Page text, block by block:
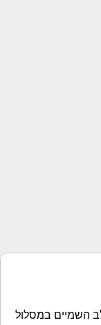
השמיים במסלול